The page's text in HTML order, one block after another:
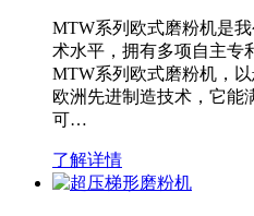
MTW系列欧式磨粉机是
术水平，拥有多项自主
MTW系列欧式磨粉机，
欧洲先进制造技术，它能
可…
了解详情